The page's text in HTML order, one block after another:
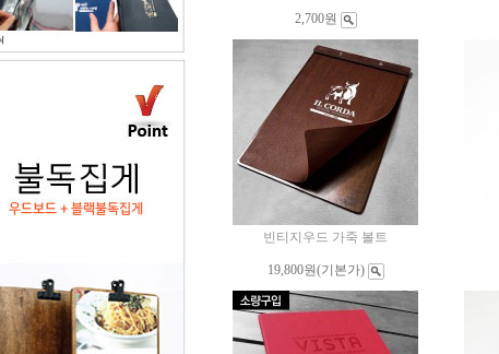
2,700원
빈티지우드 가죽 볼트
19,800원(기본가)